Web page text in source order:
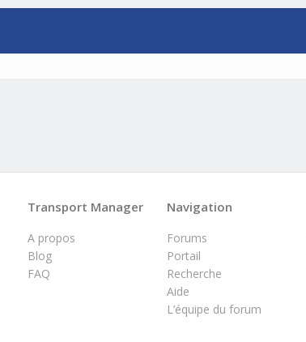
Navigation
Forums
Portail
Recherche
Aide
L’équipe du forum
Transport Manager
A propos
Blog
FAQ